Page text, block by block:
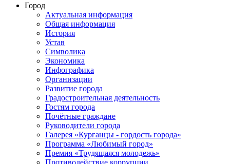
Город
Актуальная информация
Общая информация
История
Устав
Символика
Экономика
Инфографика
Организации
Развитие города
Градостроительная деятельность
Гостям города
Почётные граждане
Руководители города
Галерея «Курганцы - гордость города»
Программа «Любимый город»
Премия «Трудящаяся молодежь»
Противодействие коррупции